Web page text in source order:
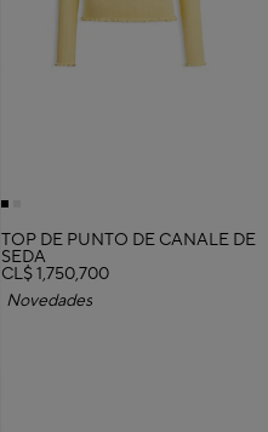
TOP DE PUNTO DE CANALÉ DE
SEDA
CL$ 1,750,700
Novedades